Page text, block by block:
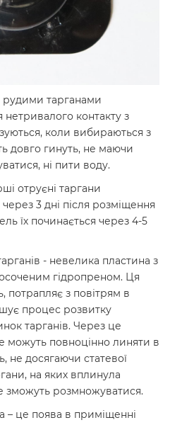
рудими тарганами
нетривалого контакту з
коли вибираються з
довго гинуть, не маючи
ні пити воду.
отруєні таргани
3 дні після розміщення
їх починається через 4-5
- невелика пластина з
гідропреном. Ця
з повітрям в
процес розвитку
тарганів. Через це
можуть повноцінно линяти в
не досягаючи статевої
на яких вплинула
зможуть розмножуватися.
– це поява в приміщенні